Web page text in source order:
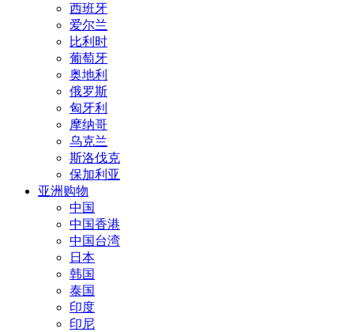
西班牙
爱尔兰
比利时
葡萄牙
奥地利
俄罗斯
匈牙利
摩纳哥
乌克兰
斯洛伐克
保加利亚
亚洲购物
中国
中国香港
中国台湾
日本
韩国
泰国
印度
印尼